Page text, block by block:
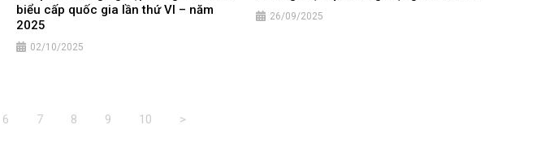
biểu cấp quốc gia lần thứ VI – năm
2025
02/10/2025
26/09/2025
6 7 8 9 10 >